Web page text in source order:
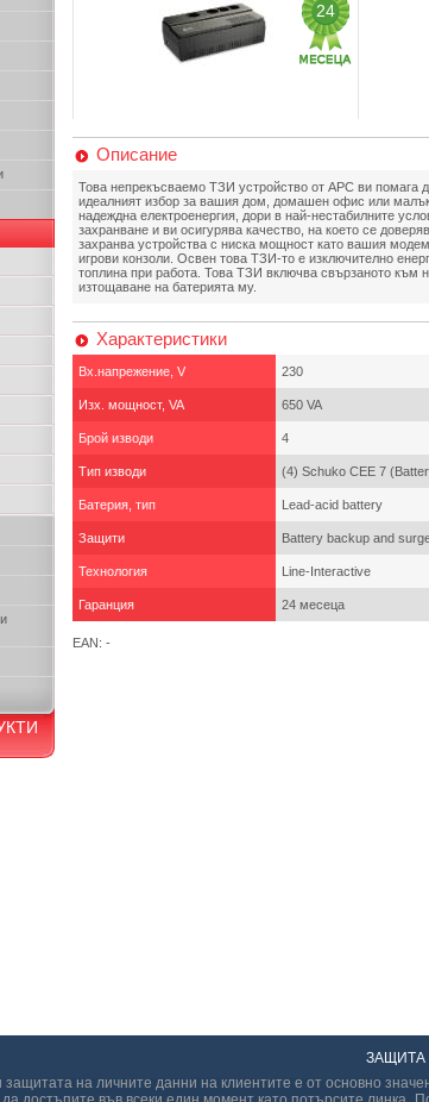
ЗАЩИТА
на личните данни на клиентите е от основно
24
Описание
Това непрекъсваемо ТЗИ устройство от APC ви помага
идеалният избор за вашия дом, домашен офис или
надеждна електроенергия, дори в най-нестабилните
захранване и ви осигурява качество, на което се
захранва устройства с ниска мощност като вашия
игрови конзоли. Освен това ТЗИ-то е изключително
топлина при работа. Това ТЗИ включва свързаното към
изтощаване на батерията му.
Характеристики
Вх.напрежение, V 230
Изх. мощност, VA 650 VA
Брой изводи 4
Тип изводи (4) Schuko CEE 7
Батерия, тип Lead-acid battery
Защити Battery backup and
Технология Line-Interactive
Гаранция 24 месеца
EAN: -